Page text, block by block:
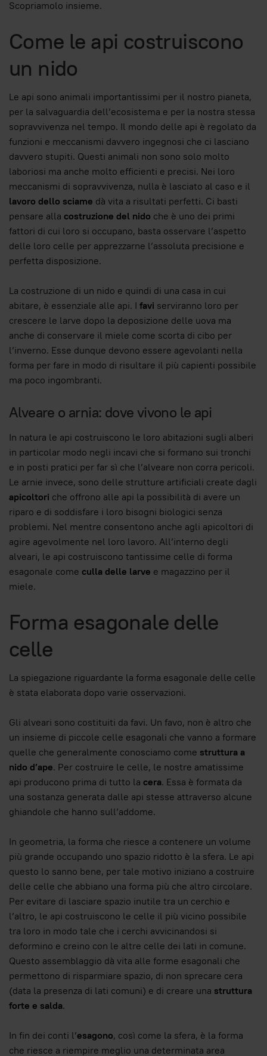
Scopriamolo insieme.
Come le api costruiscono
un nido
Le api sono animali importantissimi per il nostro pianeta,
per la salvaguardia dell’ecosistema e per la nostra stessa
sopravvivenza nel tempo. Il mondo delle api è regolato da
funzioni e meccanismi davvero ingegnosi che ci lasciano
davvero stupiti. Questi animali non sono solo molto
laboriosi ma anche molto efficienti e precisi. Nei loro
meccanismi di sopravvivenza, nulla è lasciato al caso e il
lavoro dello sciame dà vita a risultati perfetti. Ci basti
pensare alla costruzione del nido che è uno dei primi
fattori di cui loro si occupano, basta osservare l’aspetto
delle loro celle per apprezzarne l’assoluta precisione e
perfetta disposizione.
La costruzione di un nido e quindi di una casa in cui
abitare, è essenziale alle api. I favi serviranno loro per
crescere le larve dopo la deposizione delle uova ma
anche di conservare il miele come scorta di cibo per
l’inverno. Esse dunque devono essere agevolanti nella
forma per fare in modo di risultare il più capienti possibile
ma poco ingombranti.
Alveare o arnia: dove vivono le api
In natura le api costruiscono le loro abitazioni sugli alberi
in particolar modo negli incavi che si formano sui tronchi
e in posti pratici per far sì che l’alveare non corra pericoli.
Le arnie invece, sono delle strutture artificiali create dagli
apicoltori che offrono alle api la possibilità di avere un
riparo e di soddisfare i loro bisogni biologici senza
problemi. Nel mentre consentono anche agli apicoltori di
agire agevolmente nel loro lavoro. All’interno degli
alveari, le api costruiscono tantissime celle di forma
esagonale come culla delle larve e magazzino per il
miele.
Forma esagonale delle
celle
La spiegazione riguardante la forma esagonale delle celle
è stata elaborata dopo varie osservazioni.
Gli alveari sono costituiti da favi. Un favo, non è altro che
un insieme di piccole celle esagonali che vanno a formare
quelle che generalmente conosciamo come struttura a
nido d’ape. Per costruire le celle, le nostre amatissime
api producono prima di tutto la cera. Essa è formata da
una sostanza generata dalle api stesse attraverso alcune
ghiandole che hanno sull’addome.
In geometria, la forma che riesce a contenere un volume
più grande occupando uno spazio ridotto è la sfera. Le api
questo lo sanno bene, per tale motivo iniziano a costruire
delle celle che abbiano una forma più che altro circolare.
Per evitare di lasciare spazio inutile tra un cerchio e
l’altro, le api costruiscono le celle il più vicino possibile
tra loro in modo tale che i cerchi avvicinandosi si
deformino e creino con le altre celle dei lati in comune.
Questo assemblaggio dà vita alle forme esagonali che
permettono di risparmiare spazio, di non sprecare cera
(data la presenza di lati comuni) e di creare una struttura
forte e salda.
In fin dei conti l’esagono, così come la sfera, è la forma
che riesce a riempire meglio una determinata area